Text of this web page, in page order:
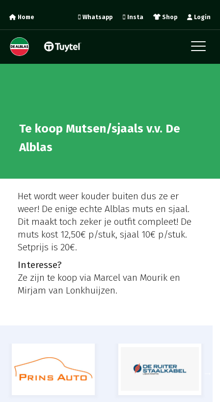
Home Login
Shop
Insta
Whatsapp
Te koop Mutsen/sjaals v.v. De
Alblas
Het wordt weer kouder buiten dus ze er
weer! De enige echte Alblas muts en sjaal.
Dit maakt toch zeker je outfit compleet! De
muts kost 12,50€ p/stuk, sjaal 10€ p/stuk.
Setprijs is 20€.
Interesse?
Ze zijn te koop via Marcel van Mourik en
Mirjam van Lonkhuijzen.